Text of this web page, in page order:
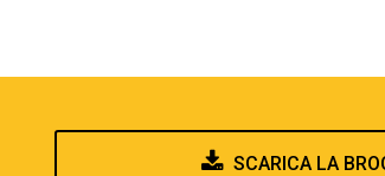
SCARICA LA